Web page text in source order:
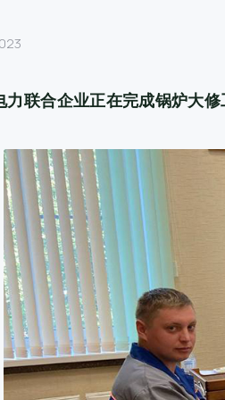
力联合企业正在完成锅炉大修